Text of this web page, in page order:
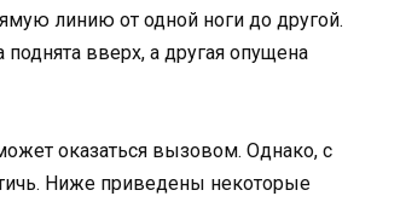
линию от одной ноги до другой.
вверх, а другая опущена
оказаться вызовом. Однако, с
Ниже приведены некоторые